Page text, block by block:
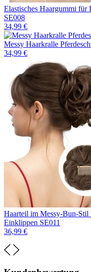
Elastisches Haargummi für
SE008
34,99 €
Messy Haarkralle
34,99 €
Haarteil im Messy-Bun-Stil
Einklippen SE011
36,99 €